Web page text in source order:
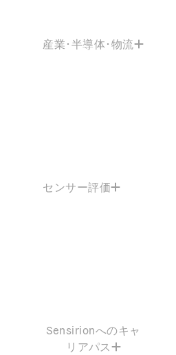
産業･半導体･物流
センサー評価
Sensirionへのキャ
リアパス